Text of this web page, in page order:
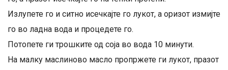
Излупете го и ситно исечкајте го лукот, а оризот измијте
го во ладна вода и процедете го.
Потопете ги трошките од соја во вода 10 минути.
На малку маслиново масло пропржете ги лукот, празот